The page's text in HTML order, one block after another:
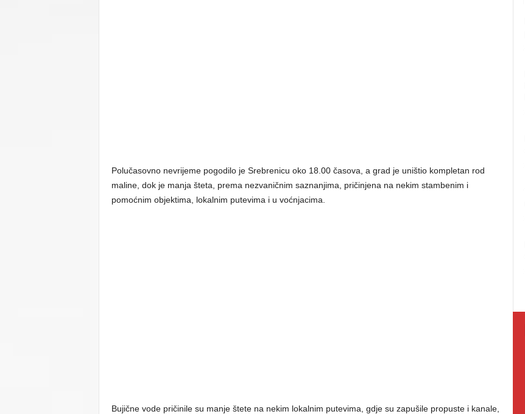
Polučasovno nevrijeme pogodilo je Srebrenicu oko 18.00 časova, a grad je uništio kompletan rod
maline, dok je manja šteta, prema nezvaničnim saznanjima, pričinjena na nekim stambenim i
pomoćnim objektima, lokalnim putevima i u voćnjacima.
Bujične vode pričinile su manje štete na nekim lokalnim putevima, gdje su zapušile propuste i kanale,